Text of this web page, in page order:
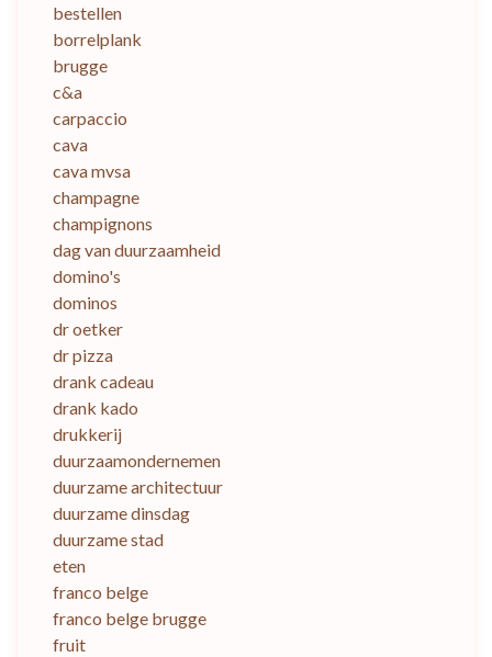
bestellen
borrelplank
brugge
c&a
carpaccio
cava
cava mvsa
champagne
champignons
dag van duurzaamheid
domino's
dominos
dr oetker
dr pizza
drank cadeau
drank kado
drukkerij
duurzaamondernemen
duurzame architectuur
duurzame dinsdag
duurzame stad
eten
franco belge
franco belge brugge
fruit